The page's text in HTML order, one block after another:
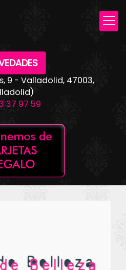
9 - Valladolid, 47003,
37 97 59